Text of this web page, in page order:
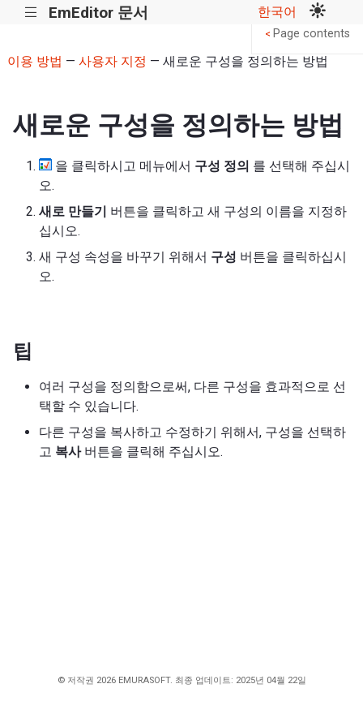
||| EmEditor 문서 한국어
이용 방법 — 사용자 지정 — 새로운 구성을 정의하는 방법
새로운 구성을 정의하는 방법
을 클릭하시고 메뉴에서 구성 정의 를 선택해 주십시
오.
새로 만들기 버튼을 클릭하고 새 구성의 이름을 지정하
십시오.
새 구성 속성을 바꾸기 위해서 구성 버튼을 클릭하십시
오.
팁
여러 구성을 정의함으로써, 다른 구성을 효과적으로 선
택할 수 있습니다.
다른 구성을 복사하고 수정하기 위해서, 구성을 선택하
고 복사버튼을 클릭해 주십시오.
< Page contents
© 저작권 2026 EMURASOFT. 최종 업데이트: 2025년 04월 22일